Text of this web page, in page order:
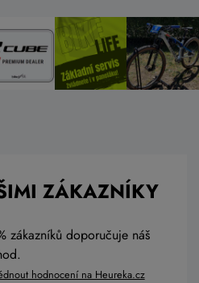
ZÁKAZNÍKY
zákazníků doporučuje náš
hodnocení na Heureka.cz